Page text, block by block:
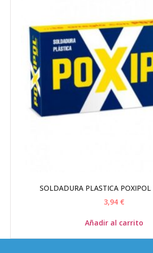
SOLDADURA PLASTICA POXIPOL
3,94 €
Añadir al carrito